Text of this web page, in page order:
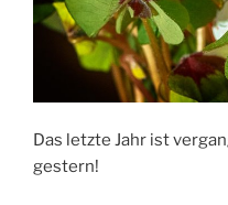
Das letzte Jahr ist
gestern!